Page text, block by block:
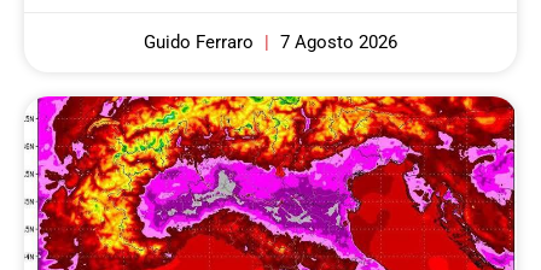
Guido Ferraro 7 Agosto 2026